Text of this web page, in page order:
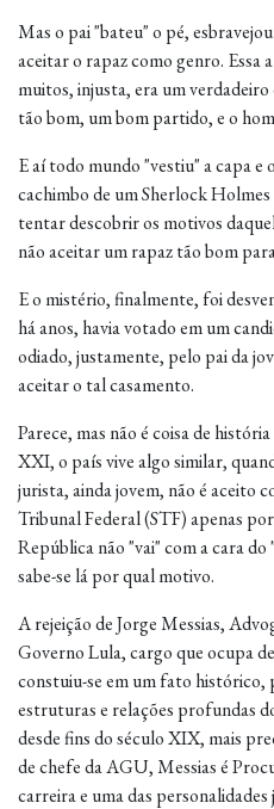
Mas o pai "bateu" o pé,
aceitar o rapaz como genro. Essa
muitos, injusta, era um
tão bom, um bom partido, e o
E aí todo mundo "vestiu" a capa e
cachimbo de um Sherlock
tentar descobrir os motivos
não aceitar um rapaz tão bom
E o mistério, finalmente, foi
há anos, havia votado em um
odiado, justamente, pelo pai da
aceitar o tal casamento.
Parece, mas não é coisa de
XXI, o país vive algo similar,
jurista, ainda jovem, não é aceito
Tribunal Federal (STF) apenas
República não "vai" com a cara
sabe-se lá por qual motivo.
A rejeição de Jorge Messias,
Governo Lula, cargo que ocupa
constuiu-se em um fato histórico,
estruturas e relações profundas
desde fins do século XIX, mais
de chefe da AGU, Messias é
carreira e uma das